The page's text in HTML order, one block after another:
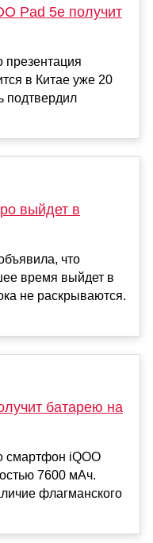
Pad 5e получит
презентация
в Китае уже 20
подтвердил
выйдет в
что
время выйдет в
не раскрываются.
батарею на
смартфон iQOO
7600 мАч.
флагманского